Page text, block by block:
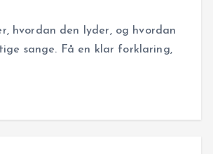
hvordan den lyder, og hvordan
sange. Få en klar forklaring,